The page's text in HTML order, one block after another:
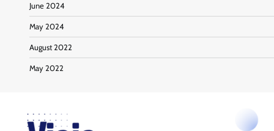
June 2024
May 2024
August 2022
May 2022